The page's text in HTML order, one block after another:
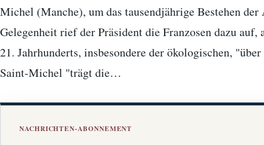
Michel (Manche), um das tausendjährige Bestehen
Gelegenheit rief der Präsident die Franzosen dazu auf,
21. Jahrhunderts, insbesondere der ökologischen,
Saint-Michel "trägt die…
NACHRICHTEN-ABONNEMENT